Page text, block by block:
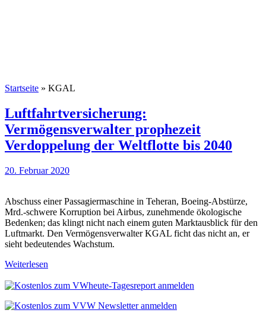
Startseite » KGAL
Luftfahrtversicherung:
Vermögensverwalter prophezeit
Verdoppelung der Weltflotte bis 2040
20. Februar 2020
Abschuss einer Passagiermaschine in Teheran, Boeing-Abstürze,
Mrd.-schwere Korruption bei Airbus, zunehmende ökologische
Bedenken; das klingt nicht nach einem guten Marktausblick für den
Luftmarkt. Den Vermögensverwalter KGAL ficht das nicht an, er
sieht bedeutendes Wachstum.
Weiterlesen